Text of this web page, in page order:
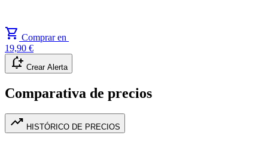
shopping_cart Comprar en
19,90 €
notification_add Crear Alerta
Comparativa de precios
trending_up HISTÓRICO DE PRECIOS